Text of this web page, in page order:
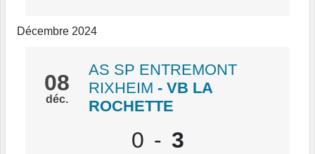
Décembre 2024
08
déc.
AS SP ENTREMONT
RIXHEIM - VB LA
ROCHETTE
0 - 3